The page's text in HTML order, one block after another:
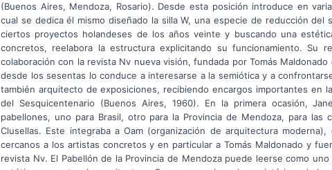
(Buenos Aires, Mendoza, Rosario). Desde esta posición introduce en
cual se dedica él mismo diseñado la silla W, una especie de reducción del
ciertos proyectos holandeses de los años veinte y buscando una
concretos, reelabora la estructura explicitando su funcionamiento. Su
colaboración con la revista Nv nueva visión, fundada por Tomás
desde los sesentas lo conduce a interesarse a la semiótica y a
también arquitecto de exposiciones, recibiendo encargos importantes en
del Sesquicentenario (Buenos Aires, 1960). En la primera ocasión,
pabellones, uno para Brasil, otro para la Provincia de Mendoza, para las
Clusellas. Este integraba a Oam (organización de arquitectura
cercanos a los artistas concretos y en particular a Tomás Maldonado y
revista Nv. El Pabellón de la Provincia de Mendoza puede leerse como